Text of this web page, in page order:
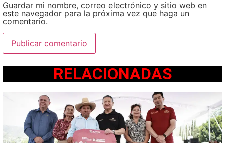
Guardar mi nombre, correo electrónico y sitio web en
este navegador para la próxima vez que haga un
comentario.
RELACIONADAS